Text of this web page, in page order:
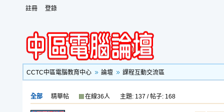
註冊 登錄
CCTC中區電腦教育中心 論壇 課程互動交流區
全部 精華帖 在線36人 主題: 137 / 帖子: 168